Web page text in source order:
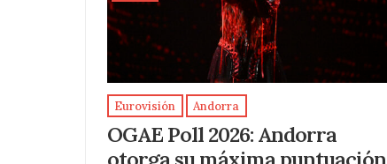
Eurovisión Andorra
OGAE Poll 2026: Andorra